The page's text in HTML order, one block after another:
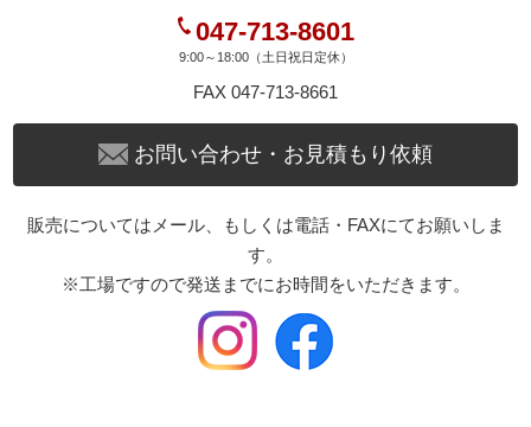
047-713-8601
9:00～18:00（土日祝日定休）
FAX 047-713-8661
お問い合わせ・お見積もり依頼
販売についてはメール、もしくは電話・FAXにてお願いしま
す。
※工場ですので発送までにお時間をいただきます。